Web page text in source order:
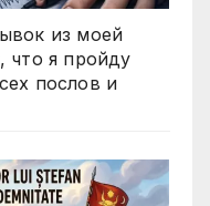
из моей
что я пройду
послов и